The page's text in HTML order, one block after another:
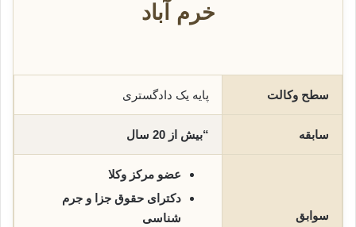
خرم آباد
سطح وکالت پایه یک دادگستری
سابقه “بیش از 20 سال
سوابق
عضو مرکز وکلا
دکترای حقوق جزا و جرم
شناسی